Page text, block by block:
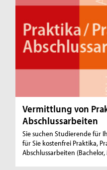
Vermittlung von
Abschlussarbeiten
Sie suchen Studierende für
für Sie kostenfrei Praktika,
Abschlussarbeiten (Bachelor,